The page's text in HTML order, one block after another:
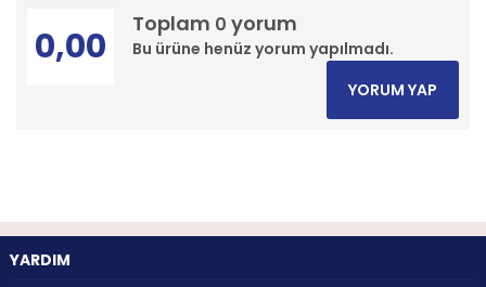
Toplam 0 yorum
Bu ürüne henüz yorum yapılmadı.
0,00
YORUM YAP
YARDIM